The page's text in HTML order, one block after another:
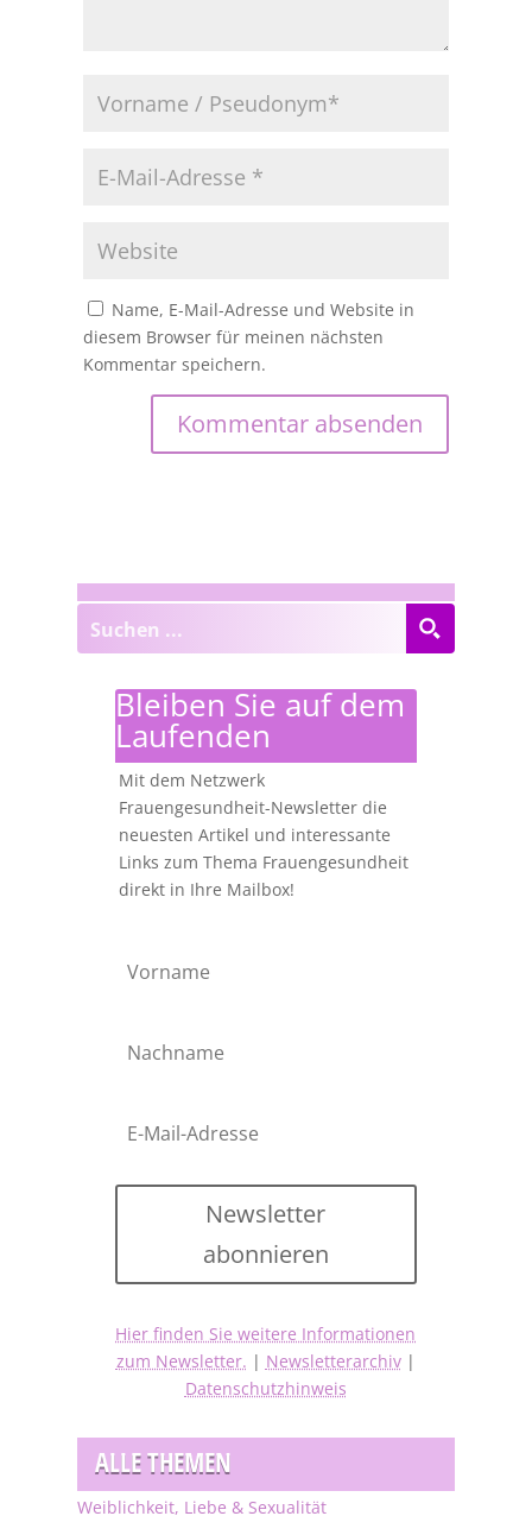
Name, E-Mail-Adresse und Website in
diesem Browser für meinen nächsten
Kommentar speichern.
Bleiben Sie auf dem
Laufenden
Mit dem Netzwerk
Frauengesundheit-Newsletter die
neuesten Artikel und interessante
Links zum Thema Frauengesundheit
direkt in Ihre Mailbox!
Newsletter
abonnieren
Hier finden Sie weitere Informationen
zum Newsletter. | Newsletterarchiv|
Datenschutzhinweis
ALLE THEMEN
Weiblichkeit, Liebe & Sexualität